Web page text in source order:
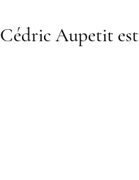
Cédric Aupetit est